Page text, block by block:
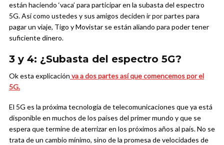
están haciendo ‘vaca’ para participar en la subasta del espectro
5G. Así como ustedes y sus amigos deciden ir por partes para
pagar un viaje, Tigo y Movistar se están aliando para poder tener
suficiente dinero.
3 y 4: ¿Subasta del espectro 5G?
Ok esta explicación va a dos partes así que comencemos por el
5G.
El 5G es la próxima tecnología de telecomunicaciones que ya está
disponible en muchos de los países del primer mundo y que se
espera que termine de aterrizar en los próximos años al país. No se
trata de un cambio mínimo, sino de la promesa de velocidades de